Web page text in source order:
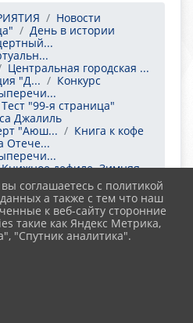
Новости
День в истории
Центральная городская ...
"Д...
Конкурс
Тест "99-я страница"
Джалиль
"Аюш...
Книга к кофе
Отече...
Книжное дефиле. Зимняя...
"Кре...
до...
"Книжный зоопарк"
чте...
...
соглашаетесь с политикой
а также с тем что наш
к веб-сайту сторонние
такие как Яндекс Метрика,
"Спутник аналитика".